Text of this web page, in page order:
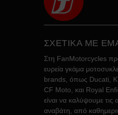
ΣΧΕΤΙΚΑ ΜΕ
Στη FanMotorcycles
ευρεία γκάμα
brands, όπως Ducati,
CF Moto, και Royal
είναι να καλύψουμε τις
αναβάτη, από